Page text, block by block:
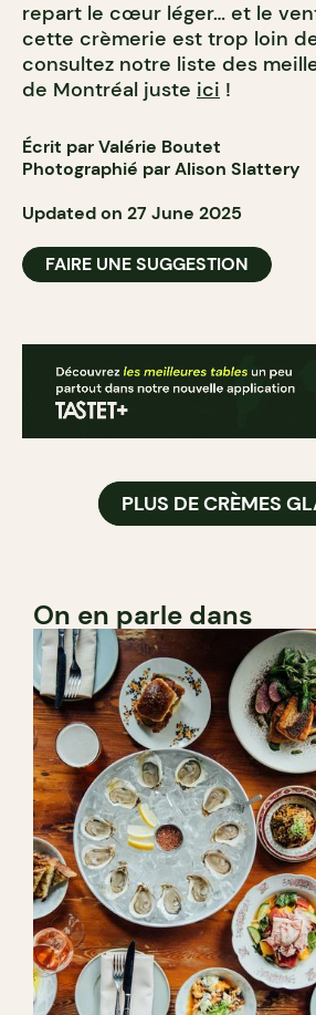
repart le cœur léger… et le
cette crèmerie est trop loin
consultez notre liste des
de Montréal juste ici !
Écrit par Valérie Boutet
Photographié par Alison Slattery
Updated on 27 June 2025
FAIRE UNE SUGGESTION
PLUS DE CRÈMES
On en parle dans